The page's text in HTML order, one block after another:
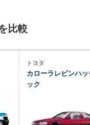
比較
トヨタ
カローラレビンハ
ック